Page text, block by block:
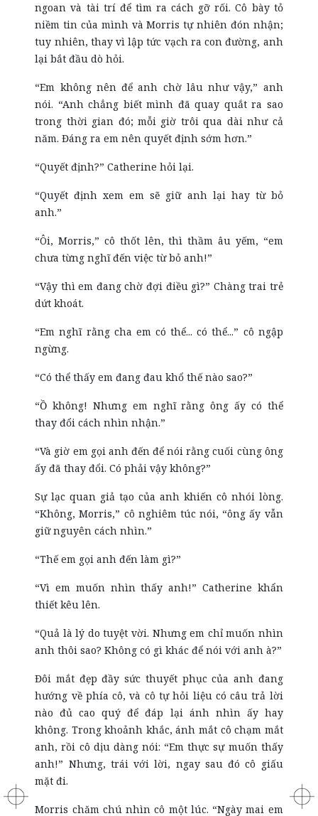
ngoan và tài trí để tìm ra cách gỡ rối. Cô bày tỏ
niềm tin của mình và Morris tự nhiên đón nhận;
tuy nhiên, thay vì lập tức vạch ra con đường, anh
lại bắt đầu dò hỏi.
“Em không nên để anh chờ lâu như vậy,” anh
nói. “Anh chẳng biết mình đã quay quắt ra sao
trong thời gian đó; mỗi giờ trôi qua dài như cả
năm. Đáng ra em nên quyết định sớm hơn.”
“Quyết định?” Catherine hỏi lại.
“Quyết định xem em sẽ giữ anh lại hay từ bỏ
anh.”
“Ôi, Morris,” cô thốt lên, thì thầm âu yếm, “em
chưa từng nghĩ đến việc từ bỏ anh!”
“Vậy thì em đang chờ đợi điều gì?” Chàng trai trẻ
dứt khoát.
“Em nghĩ rằng cha em có thể... có thể...” cô ngập
ngừng.
“Có thể thấy em đang đau khổ thế nào sao?”
“Ồ không! Nhưng em nghĩ rằng ông ấy có thể
thay đổi cách nhìn nhận.”
“Và giờ em gọi anh đến để nói rằng cuối cùng ông
ấy đã thay đổi. Có phải vậy không?”
Sự lạc quan giả tạo của anh khiến cô nhói lòng.
“Không, Morris,” cô nghiêm túc nói, “ông ấy vẫn
giữ nguyên cách nhìn.”
“Thế em gọi anh đến làm gì?”
“Vì em muốn nhìn thấy anh!” Catherine khẩn
thiết kêu lên.
“Quả là lý do tuyệt vời. Nhưng em chỉ muốn nhìn
anh thôi sao? Không có gì khác để nói với anh à?”
Đôi mắt đẹp đầy sức thuyết phục của anh đang
hướng về phía cô, và cô tự hỏi liệu có câu trả lời
nào đủ cao quý để đáp lại ánh nhìn ấy hay
không. Trong khoảnh khắc, ánh mắt cô chạm mắt
anh, rồi cô dịu dàng nói: “Em thực sự muốn thấy
anh!” Nhưng, trái với lời, ngay sau đó cô giấu
mặt đi.
Morris chăm chú nhìn cô một lúc. “Ngày mai em